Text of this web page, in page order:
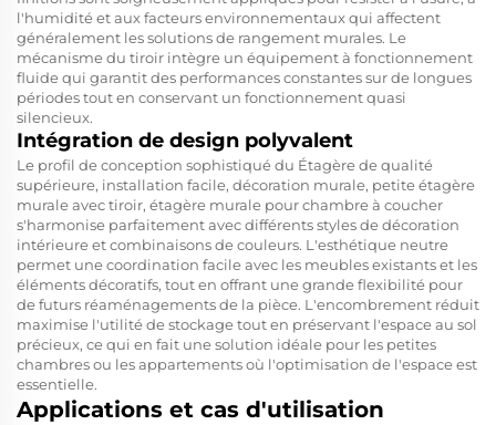
l'humidité et aux facteurs environnementaux qui affectent
généralement les solutions de rangement murales. Le
mécanisme du tiroir intègre un équipement à fonctionnement
fluide qui garantit des performances constantes sur de longues
périodes tout en conservant un fonctionnement quasi
silencieux.
Intégration de design polyvalent
Le profil de conception sophistiqué du Étagère de qualité
supérieure, installation facile, décoration murale, petite étagère
murale avec tiroir, étagère murale pour chambre à coucher
s'harmonise parfaitement avec différents styles de décoration
intérieure et combinaisons de couleurs. L'esthétique neutre
permet une coordination facile avec les meubles existants et les
éléments décoratifs, tout en offrant une grande flexibilité pour
de futurs réaménagements de la pièce. L'encombrement réduit
maximise l'utilité de stockage tout en préservant l'espace au sol
précieux, ce qui en fait une solution idéale pour les petites
chambres ou les appartements où l'optimisation de l'espace est
essentielle.
Applications et cas d'utilisation